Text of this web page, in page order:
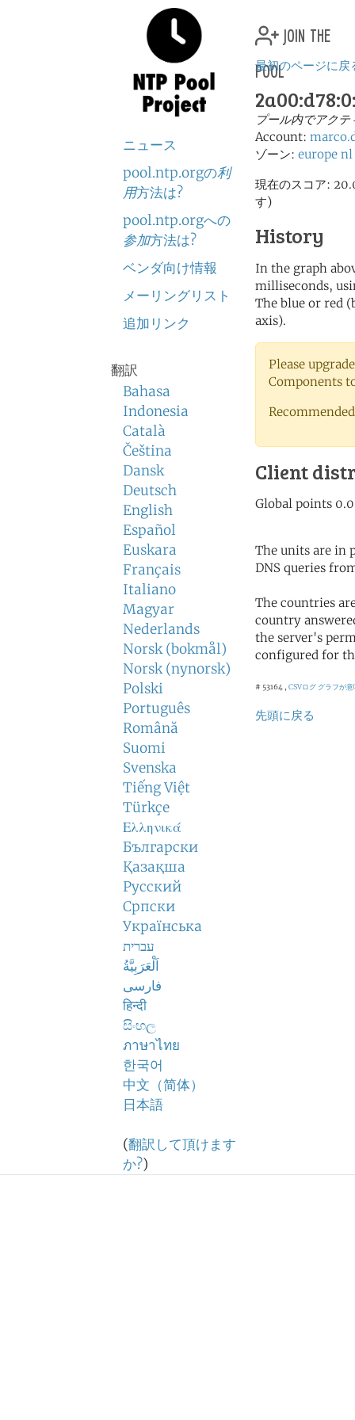
ニュース
pool.ntp.orgの利
用方法は?
pool.ntp.orgへの
参加方法は?
ベンダ向け情報
メーリングリスト
追加リンク
翻訳
Bahasa
Indonesia
Català
Čeština
Dansk
Deutsch
English
Español
Euskara
Français
Italiano
Magyar
Nederlands
Norsk (bokmål)
Norsk (nynorsk)
Polski
Português
Română
Suomi
Svenska
Tiếng Việt
Türkçe
Ελληνικά
Български
Қазақша
Русский
Српски
Українська
עברית
اَلْعَرَبِيَّةُ
فارسی
हिन्दी
සිංහල
ภาษาไทย
한국어
中文（简体）
日本語
(翻訳して頂けます
か?)
join the
pool
最初のページに戻
プール内でアク
Account:
ゾーン: europe nl
現在のスコア:
す)
History
In the graph
milliseconds,
The blue or red
axis).
Please
Components
Client
The units are in
DNS queries
The countries
country
the server's
configured for
# 53164 , CSVログ グラフが
先頭に戻る